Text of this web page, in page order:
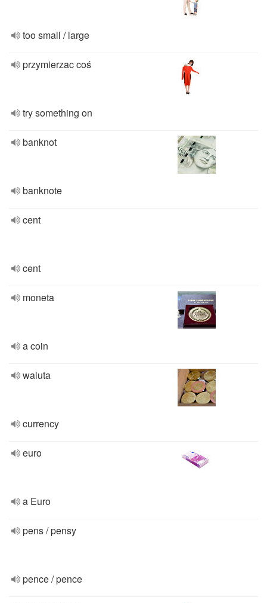
too small / large
przymierzac coś
try something on
banknot
banknote
cent
cent
moneta
a coin
waluta
currency
euro
a Euro
pens / pensy
pence / pence